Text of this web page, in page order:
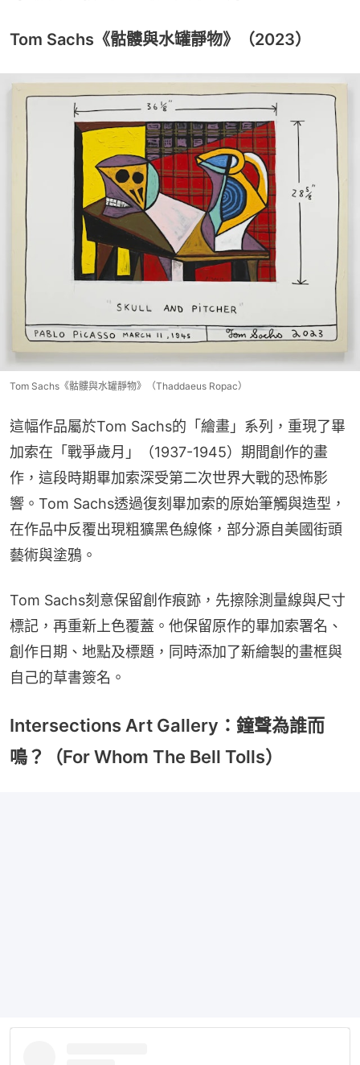
Tom Sachs《骷髏與水罐靜物》（2023）
Tom Sachs《骷髏與水罐靜物》（Thaddaeus Ropac）
這幅作品屬於Tom Sachs的「繪畫」系列，重現了畢
加索在「戰爭歲月」（1937-1945）期間創作的畫
作，這段時期畢加索深受第二次世界大戰的恐怖影
響。Tom Sachs透過復刻畢加索的原始筆觸與造型，
在作品中反覆出現粗獷黑色線條，部分源自美國街頭
藝術與塗鴉。
Tom Sachs刻意保留創作痕跡，先擦除測量線與尺寸
標記，再重新上色覆蓋。他保留原作的畢加索署名、
創作日期、地點及標題，同時添加了新繪製的畫框與
自己的草書簽名。
Intersections Art Gallery：鐘聲為誰而
鳴？（For Whom The Bell Tolls）